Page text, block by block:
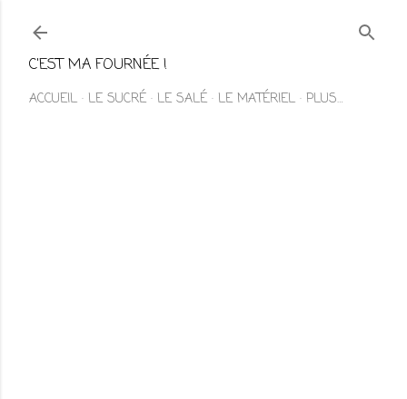
C'EST MA FOURNÉE !
ACCUEIL LE SUCRÉ LE SALÉ LE MATÉRIEL PLUS…